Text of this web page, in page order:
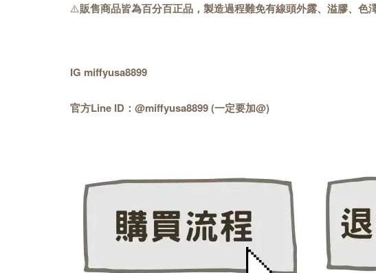
⚠️販售商品皆為百分百正品，製造過程難免有線頭外露、溢膠、
IG miffyusa8899
官方Line ID：@miffyusa8899 (一定要加@)